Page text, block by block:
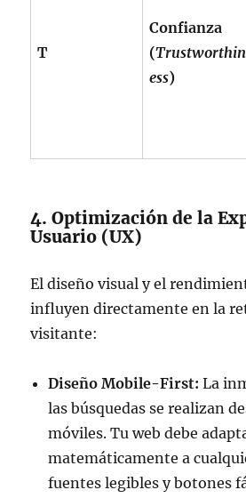
T
Confianza
(Trustworthin
ess)
4. Optimización de la
Usuario (UX)
El diseño visual y el
influyen directamente en la
visitante:
Diseño Mobile-First: La
las búsquedas se realizan
móviles. Tu web debe
matemáticamente a
fuentes legibles y botones